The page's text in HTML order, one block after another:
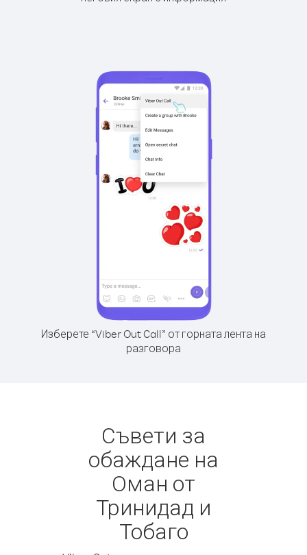
Изберете “Viber Out Call” от горната лента на
разговора
Съвети за
обаждане на
Оман от
Тринидад и
Тобаго